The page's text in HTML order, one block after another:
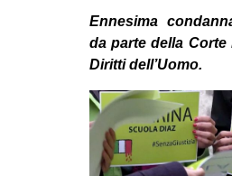
ZAM
MILANO
SPAZI
SPORT
Ennesima
da parte della Corte
Diritti dell’Uomo.